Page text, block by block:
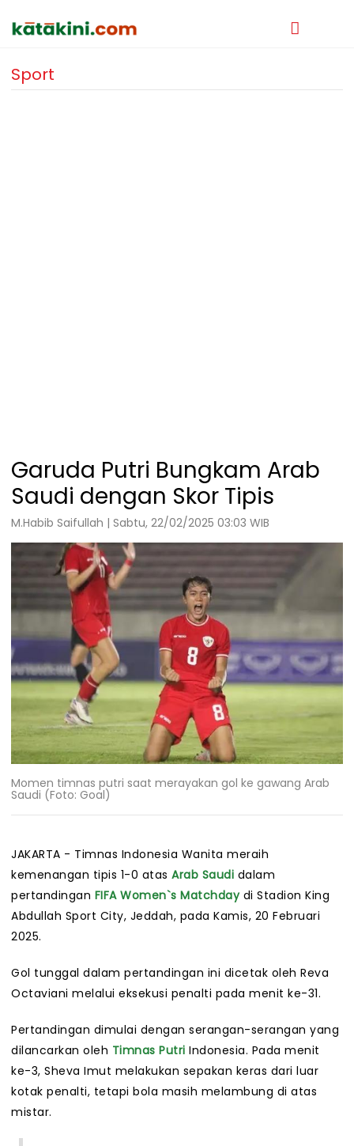
Sport
Garuda Putri Bungkam Arab
Saudi dengan Skor Tipis
M.Habib Saifullah | Sabtu, 22/02/2025 03:03 WIB
Momen timnas putri saat merayakan gol ke gawang Arab
Saudi (Foto: Goal)
JAKARTA - Timnas Indonesia Wanita meraih
kemenangan tipis 1-0 atas Arab Saudi dalam
pertandingan FIFA Women`s Matchdaydi Stadion King
Abdullah Sport City, Jeddah, pada Kamis, 20 Februari
2025.
Gol tunggal dalam pertandingan ini dicetak oleh Reva
Octaviani melalui eksekusi penalti pada menit ke-31.
Pertandingan dimulai dengan serangan-serangan yang
dilancarkan oleh Timnas Putri Indonesia. Pada menit
ke-3, Sheva Imut melakukan sepakan keras dari luar
kotak penalti, tetapi bola masih melambung di atas
mistar.